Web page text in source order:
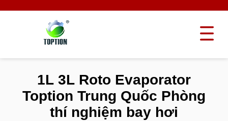
1L 3L Roto Evaporator
Toption Trung Quốc Phòng
thí nghiệm bay hơi